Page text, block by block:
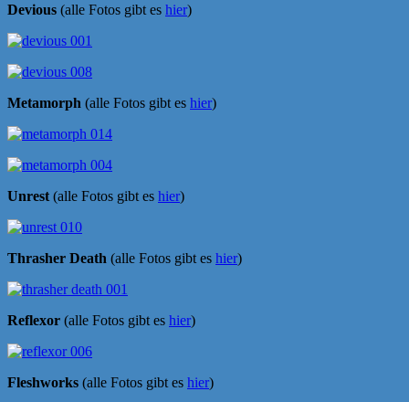
Devious (alle Fotos gibt es hier)
Metamorph (alle Fotos gibt es hier)
Unrest (alle Fotos gibt es hier)
Thrasher Death (alle Fotos gibt es hier)
Reflexor (alle Fotos gibt es hier)
Fleshworks (alle Fotos gibt es hier)